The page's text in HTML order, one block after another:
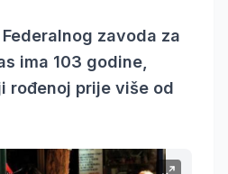
zavoda za
ima 103 godine,
rođenoj prije više od